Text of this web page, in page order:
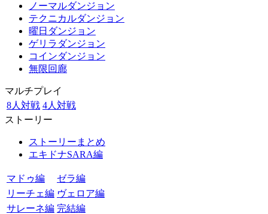
ノーマルダンジョン
テクニカルダンジョン
曜日ダンジョン
ゲリラダンジョン
コインダンジョン
無限回廊
マルチプレイ
8人対戦 4人対戦
ストーリー
ストーリーまとめ
エキドナSARA編
マドゥ編
ゼラ編
リーチェ編 ヴェロア編
サレーネ編 完結編